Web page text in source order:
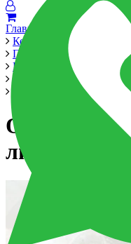
Главная
Керамика
Производители
LCM
Onyx Royal Gray 60x120
Onyx Royal
лиц